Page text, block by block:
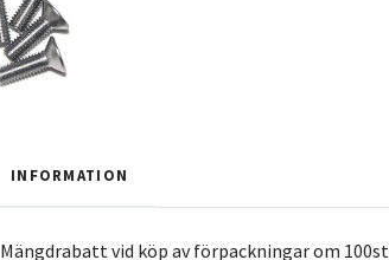
INFORMATION
Mängdrabatt vid köp av förpackningar om 100st